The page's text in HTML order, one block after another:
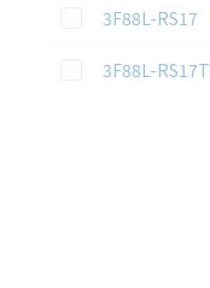
この資料を選択
3F88L-RS17
この資料を選択
3F88L-RS17T